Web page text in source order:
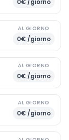
AL GIORNO
0€ /giorno
AL GIORNO
0€ /giorno
AL GIORNO
0€ /giorno